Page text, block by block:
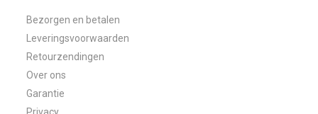
Bezorgen en betalen
Leveringsvoorwaarden
Retourzendingen
Over ons
Garantie